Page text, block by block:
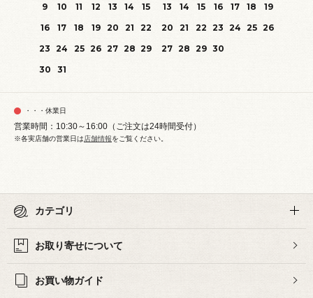
9
10 11 12 13 14
15
16
17 18 19 20 21
22
23 24 25 26 27 28 29
30
31
13
14 15 16 17 18
19
20
21 22 23 24 25 26
27 28 29 30
・・・休業日
営業時間：10:30～16:00（ご注文は24時間受付）
※各実店舗の営業日は店舗情報をご覧ください。
カテゴリ
お取り寄せについて
お買い物ガイド